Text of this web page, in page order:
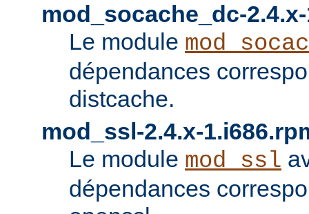
mod_socache_dc-
Le module
dépendances
distcache.
mod_ssl-2.4.x-
Le module mod_ssl
dépendances